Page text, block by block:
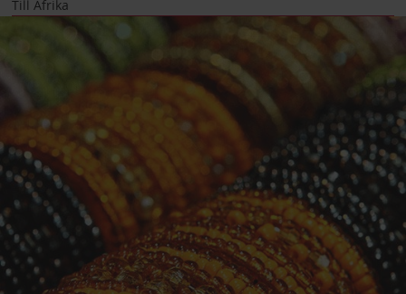
Till Afrika